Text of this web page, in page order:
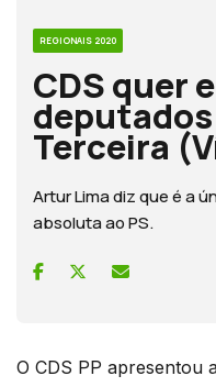
REGIONAIS 2020
CDS quer
Terceira
Artur Lima diz que é a
absoluta ao PS.
O CDS PP apresentou